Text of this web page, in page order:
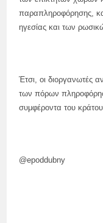
παραπληροφόρησης,
ηγεσίας και των
Έτσι, οι διοργανωτές
των πόρων
συμφέροντα του
@epoddubny